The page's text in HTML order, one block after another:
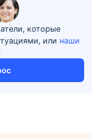
которые
или наши